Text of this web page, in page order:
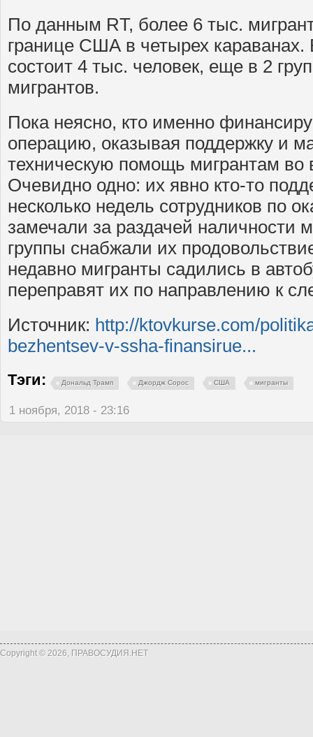
По данным RT, более 6 тыс.
границе США в четырех караванах.
состоит 4 тыс. человек, еще в 2
мигрантов.
Пока неясно, кто именно
операцию, оказывая поддержку и
техническую помощь мигрантам во
Очевидно одно: их явно кто-то
несколько недель сотрудников по
замечали за раздачей наличности
группы снабжали их
недавно мигранты садились в
переправят их по направлению к
Источник: http://ktovkurse.com/
bezhentsev-v-ssha-finansirue...
Тэги: Дональд Трамп Джордж Сорос США мигранты
1 ноября, 2018 - 23:16
Copyright © 2026, ПРАВОСУДИЯ.НЕТ